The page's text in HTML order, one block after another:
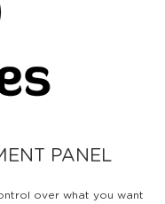
PANEL
over what you want
DE LA